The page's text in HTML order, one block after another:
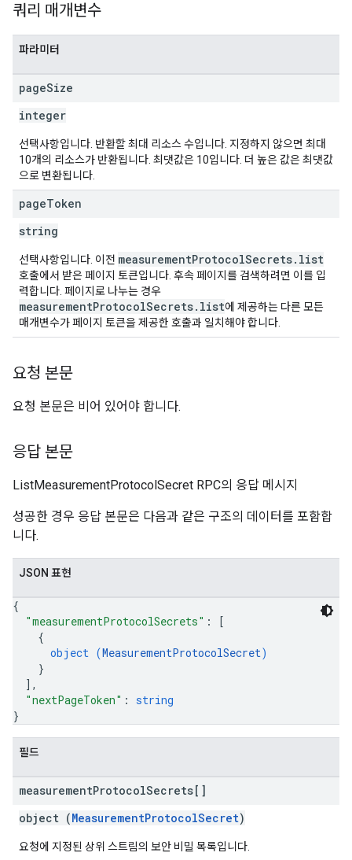
쿼리 매개변수
파라미터
pageSize
integer
선택사항입니다. 반환할 최대 리소스 수입니다. 지정하지 않으면 최대
10개의 리소스가 반환됩니다. 최댓값은 10입니다. 더 높은 값은 최댓값
으로 변환됩니다.
pageToken
string
선택사항입니다. 이전 measurementProtocolSecrets.list
호출에서 받은 페이지 토큰입니다. 후속 페이지를 검색하려면 이를 입
력합니다. 페이지로 나누는 경우
measurementProtocolSecrets.list에 제공하는 다른 모든
매개변수가 페이지 토큰을 제공한 호출과 일치해야 합니다.
요청 본문
요청 본문은 비어 있어야 합니다.
응답 본문
ListMeasurementProtocolSecret RPC의 응답 메시지
성공한 경우 응답 본문은 다음과 같은 구조의 데이터를 포함합
니다.
JSON 표현
{
"measurementProtocolSecrets" :
[
{
object (MeasurementProtocolSecret)
}
] ,
"nextPageToken" : string
}
필드
measurementProtocolSecrets[]
object (MeasurementProtocolSecret)
요청에 지정된 상위 스트림의 보안 비밀 목록입니다.